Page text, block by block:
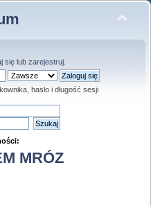
sięlub zarejestruj.
hasło i długość sesji
MRÓZ